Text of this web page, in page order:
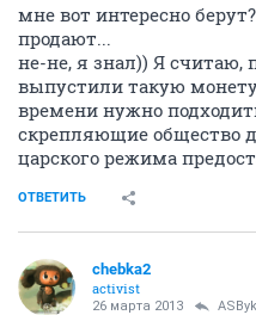
мне вот интересно
продают...
не-не, я знал)) Я считаю,
выпустили такую
времени нужно
скрепляющие общество
царского режима
ОТВЕТИТЬ
chebka2
activist
26 марта 2013